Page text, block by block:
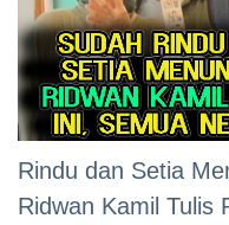
Rindu dan Setia
Ridwan Kamil Tulis